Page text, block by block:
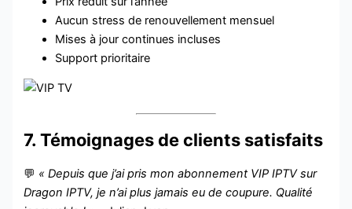
Aucun stress de renouvellement mensuel
Mises à jour continues incluses
Support prioritaire
7. Témoignages de clients satisfaits
💬 « Depuis que j’ai pris mon abonnement VIP IPTV sur
Dragon IPTV, je n’ai plus jamais eu de coupure. Qualité